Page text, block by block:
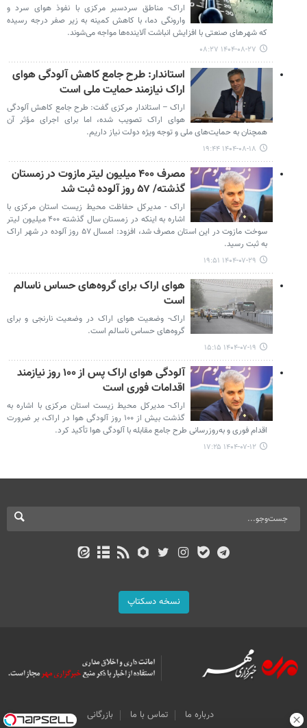
اراک- مناطق سردسیر مرکزی با نفوذ هوای سرد و
وارونگی دما، با کاهش کمینه به زیر صفر درجه رسیده
که شهرهای صنعتی با افزایش انباشت آلاینده‌ها مواجه می‌شوند.
۱۴۰۴-۰۸-۲۷ ۰۸:۲۷
استاندار: طرح جامع کاهش آلودگی هوای
اراک نیازمند حمایت ملی است
اراک – استاندار مرکزی گفت: طرح جامع کاهش آلودگی
هوای اراک تصویب شده، اما برای اجرای مؤثر آن
همچنان به حمایت‌های ملی و توجه ویژه دولت نیاز داریم.
۱۴۰۴-۰۸-۱۸ ۱۹:۴۴
مصرف ۴۰۰ میلیون لیتر مازوت در زمستان
گذشته/ ۵۷ روز آلوده ثبت شد
اراک - مدیرکل حفاظت محیط زیست استان مرکزی با
اشاره به اینکه در زمستان سال گذشته ۴۰۰ میلیون لیتر
سوخت مازوت در این استان مصرف شد، افزود: امسال ۵۷ روز آلوده در شهر اراک
به ثبت رسید.
۱۴۰۴-۰۷-۲۹ ۱۹:۵۱
هوای اراک برای گروه‌های حساس ناسالم
است
اراک- وضعیت هوای اراک در وضعیت نارنجی و برای
گروه‌های حساس ناسالم است.
۱۴۰۴-۰۷-۱۹ ۱۵:۱۵
آلودگی هوای اراک پس از ۱۰۰ روز نیازمند
اقدامات فوری است
اراک- مدیرکل محیط زیست استان مرکزی با اشاره به
گذشت بیش از ۱۰۰ روز آلودگی هوا در اراک، بر ضرورت
اقدام فوری و به‌روزرسانی طرح جامع مقابله با آلودگی هوا تأکید کرد.
۱۴۰۴-۰۷-۱۲ ۱۷:۲۵
نسخه دسکتاپ
درباره ما تماس با ما بازرگانی